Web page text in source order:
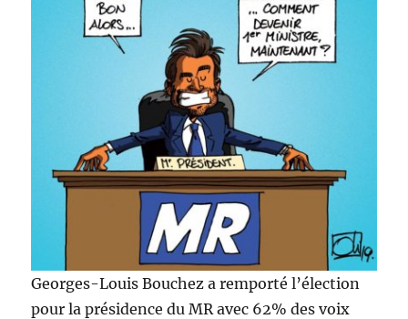
Georges-Louis Bouchez a remporté l’élection
pour la présidence du MR avec 62% des voix